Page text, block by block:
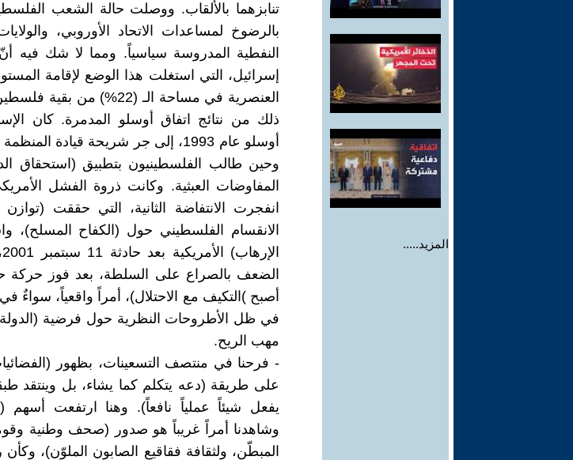
المزيد.....
تنابزهما بالألقاب. ووصلت حالة الشعب
بالرضوخ لمساعدات الاتحاد الأوروبي،
النفطية المدروسة سياسياً. ومما لا شك فيه
إسرائيل، التي استغلت هذا الوضع لإقامة
العنصرية في مساحة الـ
ذلك من نتائج اتفاق أوسلو المدمرة. كان
أوسلو عام 1993، إلى جر شريحة
وحين طالب الفلسطينيون بتطبيق (استحقاق
انفجرت الانتفاضة الثانية، التي حققت
الانقسام الفلسطيني حول (الكفاح المسلح)،
أصبح )التكيف مع الاحتلال)، أمراً واقعياً،
في ظل الأطروحات النظرية حول فرضية (الدولة
مهب الريح.
- فرحنا في منتصف التسعينات، بظهور
على طريقة (دعه يتكلم كما يشاء، بل وينتقد
يفعل شيئاً عملياً نافعاً). وهنا ارتفعت أسهم
وشاهدنا أمراً غريباً هو صدور (صحف وطنية
المبطّن، ولثقافة فقاقيع الصابون الملوّن)،